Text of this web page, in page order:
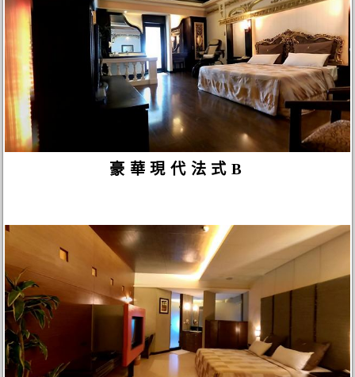
豪華現代法式B